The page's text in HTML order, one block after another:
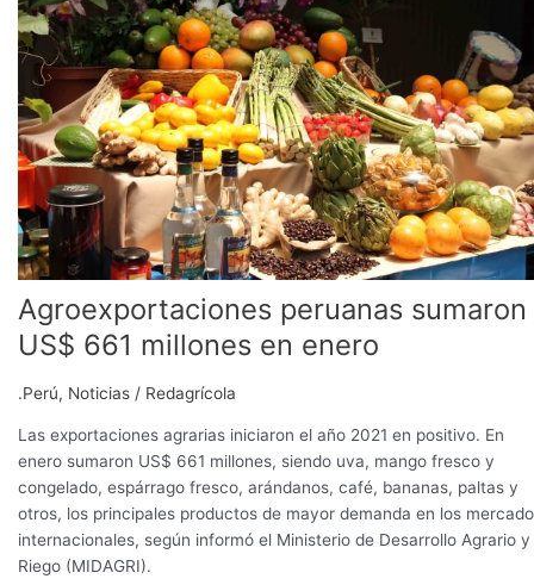
Agroexportaciones peruanas sumaron
US$ 661 millones en enero
.Perú, Noticias / Redagrícola
Las exportaciones agrarias iniciaron el año 2021 en positivo. En
enero sumaron US$ 661 millones, siendo uva, mango fresco y
congelado, espárrago fresco, arándanos, café, bananas, paltas y
otros, los principales productos de mayor demanda en los
internacionales, según informó el Ministerio de Desarrollo Agrario y
Riego (MIDAGRI).
US$
661
millones
en
enero